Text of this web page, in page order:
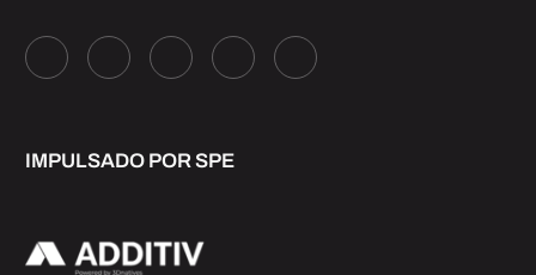
IMPULSADO POR SPE